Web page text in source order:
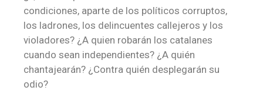
condiciones, aparte de los políticos corruptos,
los ladrones, los delincuentes callejeros y los
violadores? ¿A quien robarán los catalanes
cuando sean independientes? ¿A quién
chantajearán? ¿Contra quién desplegarán su
odio?